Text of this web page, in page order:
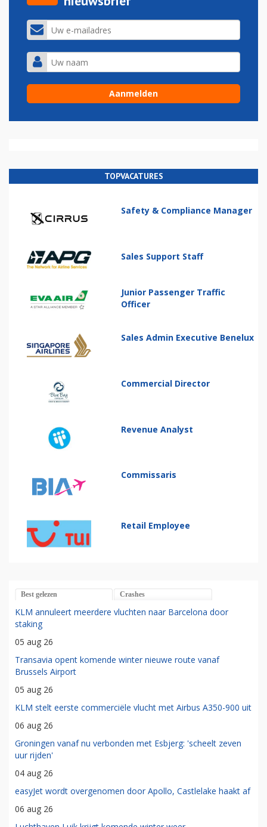
TOPVACATURES
Safety & Compliance Manager
Sales Support Staff
Junior Passenger Traffic
Officer
Sales Admin Executive Benelux
Commercial Director
Revenue Analyst
Commissaris
Retail Employee
Best gelezen Crashes
KLM annuleert meerdere vluchten naar Barcelona door
staking
05 aug 26
Transavia opent komende winter nieuwe route vanaf
Brussels Airport
05 aug 26
KLM stelt eerste commerciële vlucht met Airbus A350-900 uit
06 aug 26
Groningen vanaf nu verbonden met Esbjerg: 'scheelt zeven
uur rijden'
04 aug 26
easyJet wordt overgenomen door Apollo, Castlelake haakt af
06 aug 26